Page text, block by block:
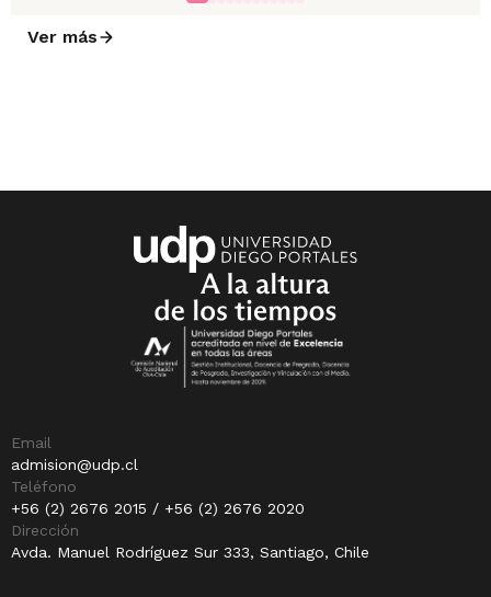
Ver más
Email
admision@udp.cl
Teléfono
+56 (2) 2676 2015 / +56 (2) 2676 2020
Dirección
Avda. Manuel Rodríguez Sur 333, Santiago, Chile